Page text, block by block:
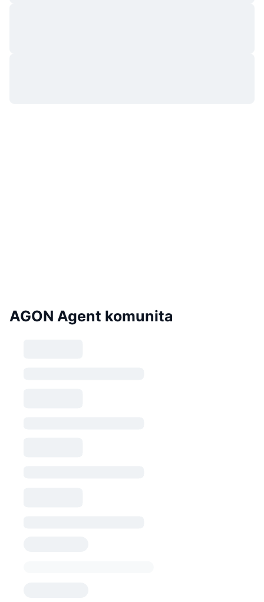
AGON Agent komunita